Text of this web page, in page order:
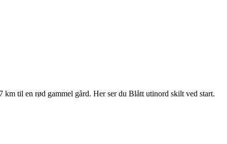
til en rød gammel gård. Her ser du Blått utinord skilt ved start.